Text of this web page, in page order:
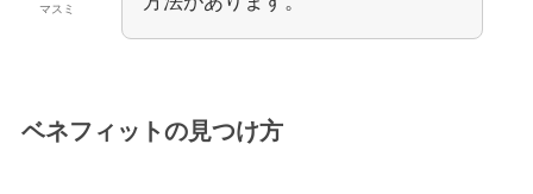
マスミ
ベネフィットの見つけ方